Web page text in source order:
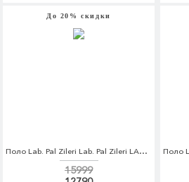
До 20% скидки
Поло Lab. Pal Zileri Lab. Pal Zileri LA059EMCEJL3
15999